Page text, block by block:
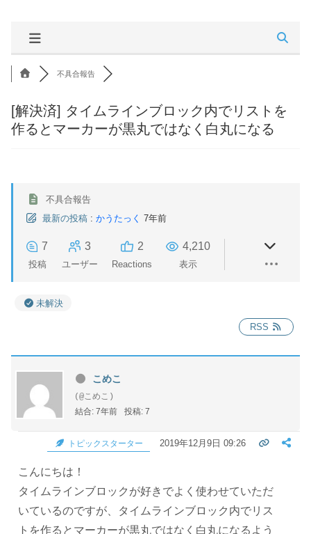
不具合報告
[解決済] タイムラインブロック内でリストを
作るとマーカーが黒丸ではなく白丸になる
不具合報告
最新の投稿 : かうたっく 7年前
7
投稿
3
ユーザー
2
Reactions
4,210
表示
未解決
RSS
こめこ
(@こめこ)
結合: 7年前
投稿: 7
トピックスターター 2019年12月9日 09:26
こんにちは！
タイムラインブロックが好きでよく使わせていただ
いているのですが、タイムラインブロック内でリス
トを作るとマーカーが黒丸ではなく白丸になるよう